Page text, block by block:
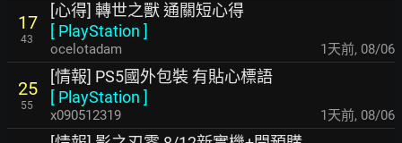
17
43
[心得] 轉世之獸 通關短心得
[ PlayStation ]
ocelotadam 1天前, 08/06
25
55
[情報] PS5國外包裝 有貼心標語
[ PlayStation ]
x090512319 1天前, 08/06